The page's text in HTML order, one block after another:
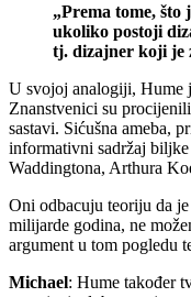
„Prema tome, što
ukoliko postoji
tj. dizajner koji je
U svojoj analogiji, Hume
Znanstvenici su
sastavi. Sićušna ameba,
informativni sadržaj
Waddingtona, Arthura
Oni odbacuju teoriju da
milijarde godina, ne
argument u tom pogledu
Michael: Hume također